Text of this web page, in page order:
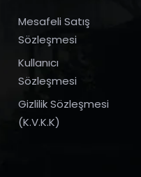
Mesafeli Satış
Sözleşmesi
Kullanıcı
Sözleşmesi
Gizlilik Sözleşmesi
(K.V.K.K)